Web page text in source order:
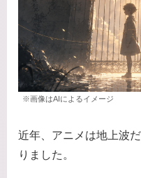
※画像はAIによるイメージ
近年、アニメは地上波
りました。